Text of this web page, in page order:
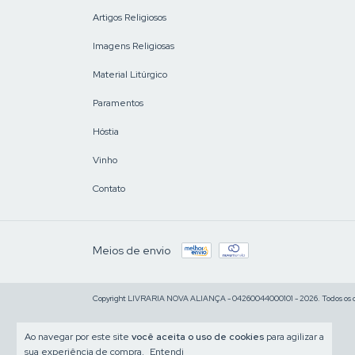
Ao navegar por este site você aceita o uso de cookies para agilizar a
sua experiência de compra. Entendi
Artigos Religiosos
Imagens Religiosas
Material Litúrgico
Paramentos
Hóstia
Vinho
Contato
Meios de envio
Copyright LIVRARIA NOVA ALIANÇA - 04260044000101 - 2026. Todos os